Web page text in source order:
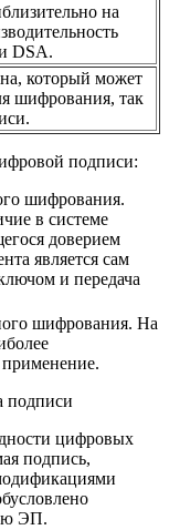
на
DSA.
который может
шифрования, так
подписи:
шифрования.
в системе
доверием
является сам
и передача
шифрования. На
цифровых
подпись,
ЭП.